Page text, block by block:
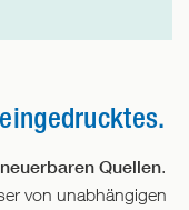
Quellen.
von unabhängigen